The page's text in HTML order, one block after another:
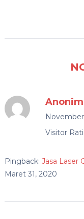
Anonim
Visitor
Pingback: Jasa Laser
Maret 31, 2020